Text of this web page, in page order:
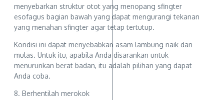
menyebarkan struktur otot yang menopang sfingter
esofagus bagian bawah yang dapat mengurangi tekanan
yang menahan sfingter agar tetap tertutup.
Kondisi ini dapat menyebabkan asam lambung naik dan
mulas. Untuk itu, apabila Anda disarankan untuk
menurunkan berat badan, itu adalah pilihan yang dapat
Anda coba.
8. Berhentilah merokok